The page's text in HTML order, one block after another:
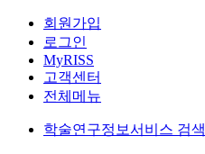
회원가입
로그인
MyRISS
고객센터
전체메뉴
학술연구정보서비스 검색